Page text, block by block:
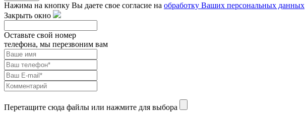
Нажима на кнопку Вы даете свое согласие на обработку Ваших персональных данных
Закрыть окно
Оставьте свой номер
телефона, мы перезвоним вам
Перетащите сюда файлы или нажмите для выбора